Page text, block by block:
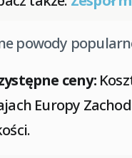
powody
ceny:
Europy